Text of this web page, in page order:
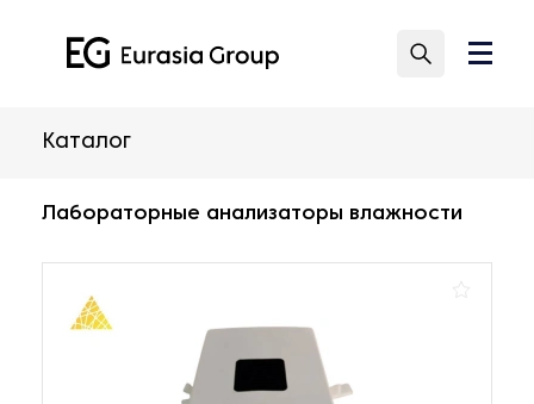
Каталог
Лабораторные анализаторы влажности